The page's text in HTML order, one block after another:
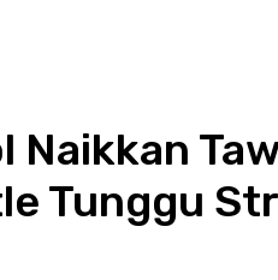
Naikkan
Tunggu